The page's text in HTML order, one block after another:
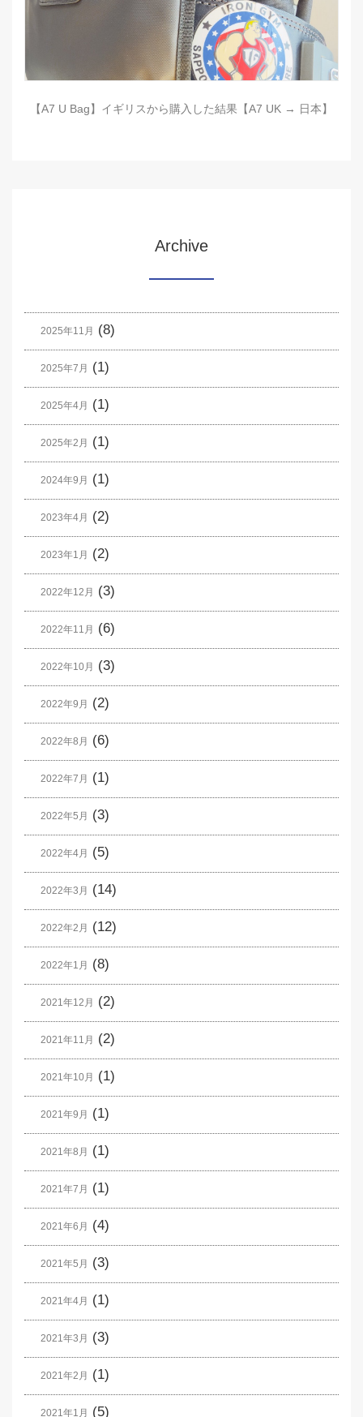
【A7 U Bag】イギリスから購入した結果【A7 UK → 日本】
Archive
2025年11月 (8)
2025年7月 (1)
2025年4月 (1)
2025年2月 (1)
2024年9月 (1)
2023年4月 (2)
2023年1月 (2)
2022年12月 (3)
2022年11月 (6)
2022年10月 (3)
2022年9月 (2)
2022年8月 (6)
2022年7月 (1)
2022年5月 (3)
2022年4月 (5)
2022年3月 (14)
2022年2月 (12)
2022年1月 (8)
2021年12月 (2)
2021年11月 (2)
2021年10月 (1)
2021年9月 (1)
2021年8月 (1)
2021年7月 (1)
2021年6月 (4)
2021年5月 (3)
2021年4月 (1)
2021年3月 (3)
2021年2月 (1)
2021年1月 (5)